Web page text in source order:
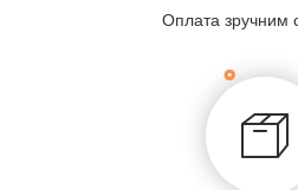
Оплата зручним